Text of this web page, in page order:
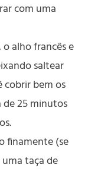
com uma
alho francês e
saltear
cobrir bem os
de 25 minutos
finamente (se
taça de